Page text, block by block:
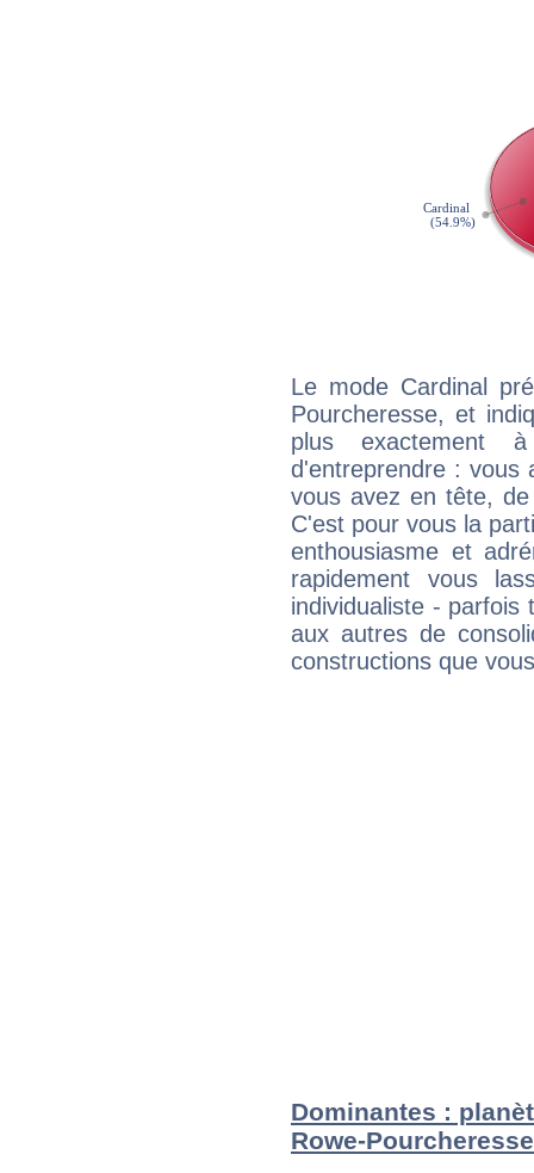
Le mode Cardinal
Pourcheresse, et
plus exactement
d'entreprendre :
vous avez en tête,
C'est pour vous la
enthousiasme et
rapidement vous
individualiste -
aux autres de
constructions que
Dominantes :
Rowe-Pourcheresse